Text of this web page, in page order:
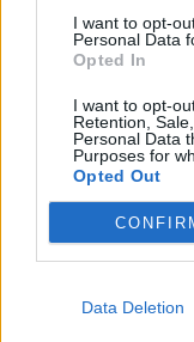
I want to opt-
Personal Data
Opted In
I want to opt-
Retention,
Personal Data
Purposes for
Opted Out
Data Deletion
DIRECTION